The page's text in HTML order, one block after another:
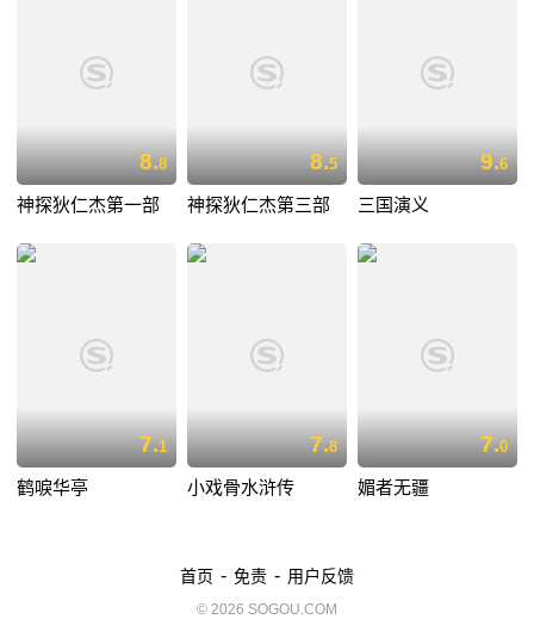
8.8
神探狄仁杰第一部
8.5
神探狄仁杰第三部
9.6
三国演义
7.1
鹤唳华亭
7.8
小戏骨水浒传
7.0
媚者无疆
首页 - 免责 - 用户反馈
© 2026 SOGOU.COM